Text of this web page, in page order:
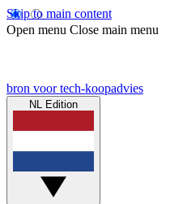
Skip to main content
Open menu Close main menu
bron voor tech-koopadvies
NL Edition